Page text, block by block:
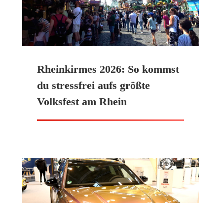
Rheinkirmes 2026: So kommst
du stressfrei aufs größte
Volksfest am Rhein